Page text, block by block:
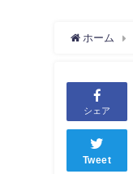
ホーム
シェア
Tweet